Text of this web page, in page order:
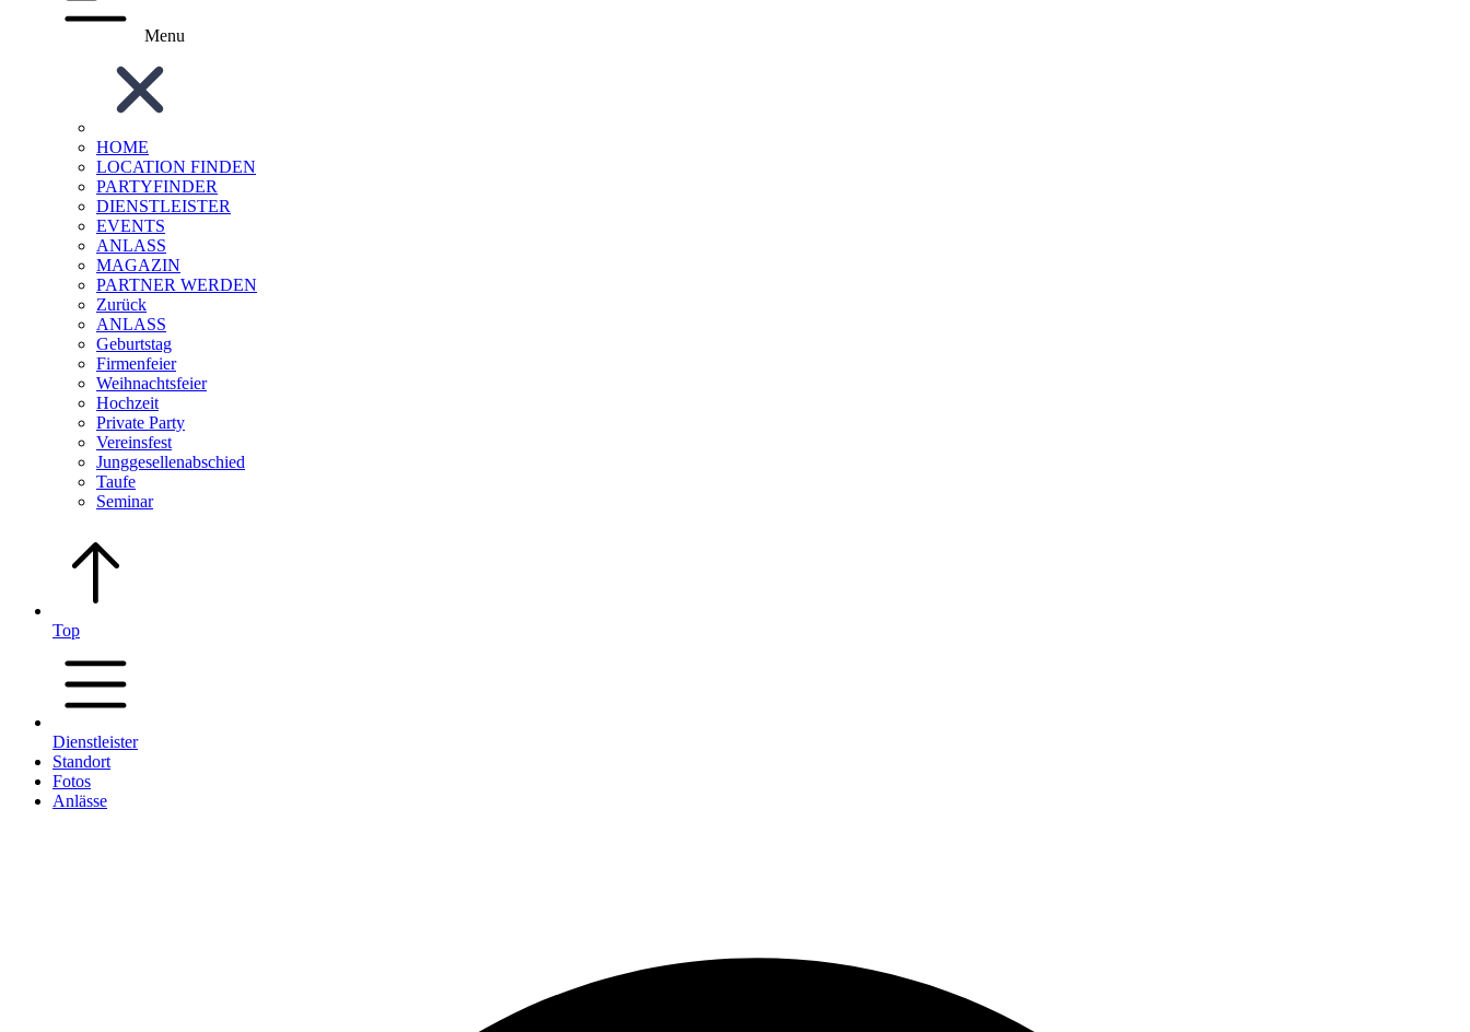
Menu
HOME
LOCATION FINDEN
PARTYFINDER
DIENSTLEISTER
EVENTS
ANLASS
MAGAZIN
PARTNER WERDEN
Zurück
ANLASS
Geburtstag
Firmenfeier
Weihnachtsfeier
Hochzeit
Private Party
Vereinsfest
Junggesellenabschied
Taufe
Seminar
Top
Dienstleister
Standort
Fotos
Anlässe